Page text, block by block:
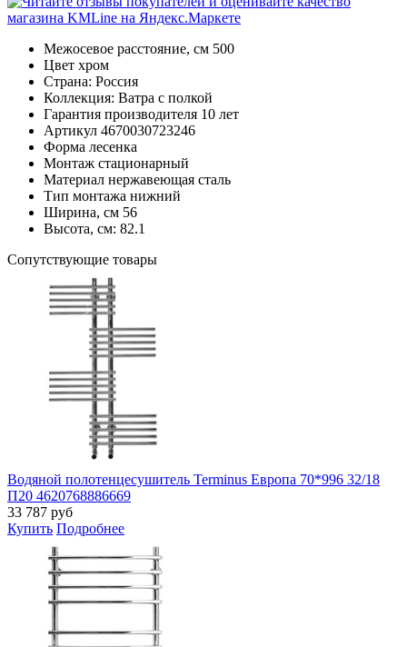
Межосевое расстояние, см 500
Цвет хром
Страна: Россия
Коллекция: Ватра с полкой
Гарантия производителя 10 лет
Артикул 4670030723246
Форма лесенка
Монтаж стационарный
Материал нержавеющая сталь
Тип монтажа нижний
Ширина, см 56
Высота, см: 82.1
Cопутствующие товары
Водяной полотенцесушитель Terminus Европа 70*996 32/18
П20 4620768886669
33 787 руб
Купить Подробнее